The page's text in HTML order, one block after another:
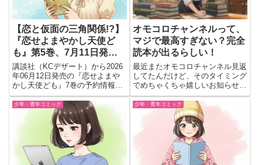
【恋と仮面の三角関係!?】
『恋せよまやかし天使ど
も』第5巻、7月11日発売
だよ♡
講談社（KCデザート）から2026
年06月12日発売の『恋せよまや
かし天使ども』7巻の予約情報を
網羅！前巻で遂に恋人同士になっ
たおとぎと一刻。見た目は完璧な
のに恋愛には超不器用な二人の、
交際後に始まる初々しい関係の変
化や胸キュンな見どころを徹底解
オモコロチャンネルって、
マジで最高すぎない？完全
読本が出るらしい！
最近またオモコロチャンネル見返
してたんだけど、そのタイミング
でめちゃくちゃ嬉しいお知らせ見
つけちゃった。あの『Quick
Japan』が、オモコロチャンネル
をまるごと特集した完全読本を出
すんだって！しかも内容がガチで
濃いの。いつもふざけてる...
少年・青年コミック 少年・青年コミック